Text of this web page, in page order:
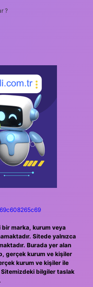
?
marka, kurum veya
Sitede yalnızca
Burada yer alan
gerçek kurum ve kişiler
kurum ve kişiler ile
bilgiler taslak